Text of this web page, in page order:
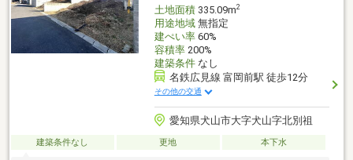
土地面積335.09m2
用途地域無指定
建ぺい率60%
容積率200%
建築条件なし
名鉄広見線 富岡前駅 徒歩12分
その他の交通
愛知県犬山市大字犬山字北別祖
建築条件なし 更地 本下水